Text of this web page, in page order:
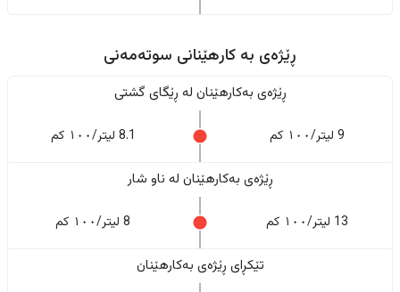
ڕێژەى به کارهێنانی سوتەمەنی
ڕێژەى بەکارهێنان له ڕێگای گشتی
9 لیتر/١٠٠ کم 8.1 لیتر/١٠٠ کم
ڕێژەى بەکارهێنان له ناو شار
13 لیتر/١٠٠ کم 8 لیتر/١٠٠ کم
تێکڕای ڕێژەى بەکارهێنان